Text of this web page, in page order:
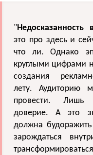
"Недосказанность
это про здесь и
что ли. Однако
круглыми цифрами
создания
лету. Аудиторию
провести. Лишь
доверие. А это
должна
зарождаться